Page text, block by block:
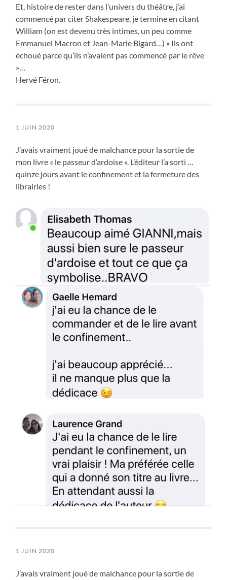
Et, histoire de rester dans l’univers du théâtre, j’ai
commencé par citer Shakespeare, je termine en citant
William (on est devenu très intimes, un peu comme
Emmanuel Macron et Jean-Marie Bigard…) « Ils ont
échoué parce qu’ils n’avaient pas commencé par le rêve
»…
Hervé Féron.
1 JUIN 2020
J’avais vraiment joué de malchance pour la sortie de
mon livre « le passeur d’ardoise ». L’éditeur l’a sorti …
quinze jours avant le confinement et la fermeture des
librairies !
1 JUIN 2020
J’avais vraiment joué de malchance pour la sortie de